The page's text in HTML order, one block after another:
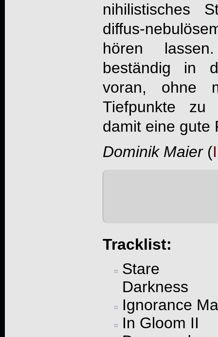
nihilistisches
diffus-
hören
beständig in
voran, ohne
Tiefpunkte zu
damit eine gute
Dominik Maier(
Tracklist:
Stare
Darkness
Ignorance
In Gloom II